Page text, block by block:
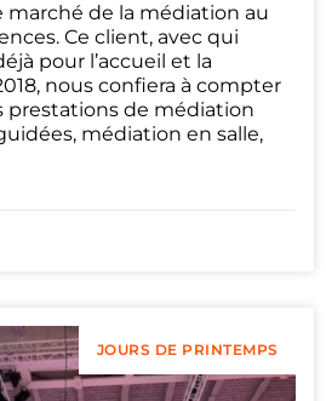
marché de la médiation au
Ce client, avec qui
pour l’accueil et la
nous confiera à compter
prestations de médiation
médiation en salle,
JOURS DE PRINTEMPS